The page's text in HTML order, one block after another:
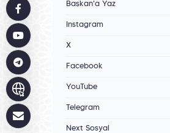
Başkan'a Yaz
Instagram
X
Facebook
YouTube
Telegram
Next Sosyal